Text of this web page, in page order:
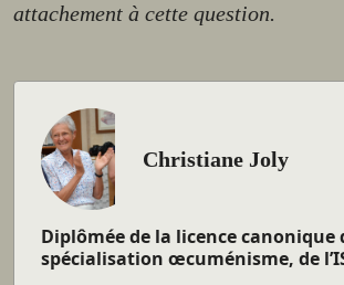
attachement à cette question.
Christiane Joly
Diplômée de la licence canonique
spécialisation œcuménisme, de